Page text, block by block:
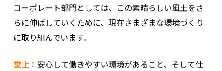
コーポレート部門としては、この素晴らしい風土をさ
らに伸ばしていくために、現在さまざまな環境づくり
に取り組んでいます。
堂上： 安心して働きやすい環境があること、そして仕